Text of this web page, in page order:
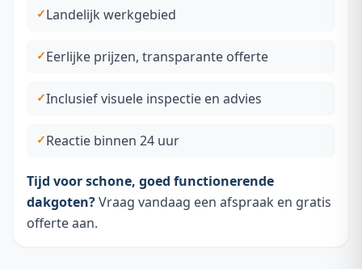
Landelijk werkgebied
Eerlijke prijzen, transparante offerte
Inclusief visuele inspectie en advies
Reactie binnen 24 uur
Tijd voor schone, goed functionerende
dakgoten?Vraag vandaag een afspraak en gratis
offerte aan.